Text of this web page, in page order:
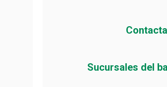
Sucursales del